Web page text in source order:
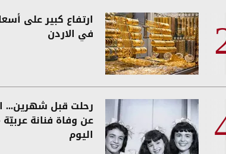
ارتفاع كبير على
في الاردن
رحلت قبل شهرين...
عن وفاة فنانة عربيّة
اليوم